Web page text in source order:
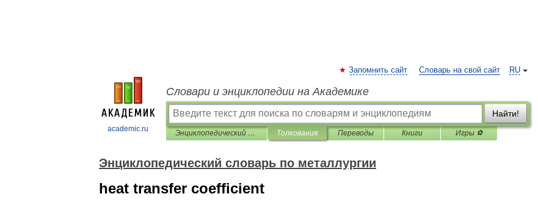
academic.ru
RU
Запомнить сайт Словарь на свой сайт
Словари и энциклопедии на Академике
Найти!
Энциклопедический словарь по металлургии Толкования Переводы Книги Игры ⚽
Энциклопедический словарь по металлургии
heat transfer coefficient